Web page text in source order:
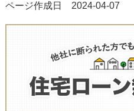
ページ作成日 2024-04-07